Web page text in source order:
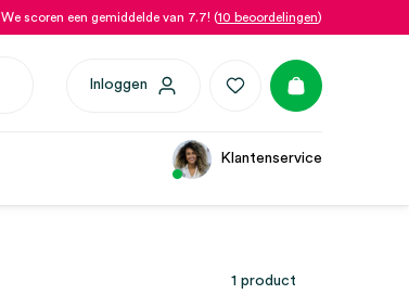
We scoren een gemiddelde van 7.7! (10 beoordelingen)
Inloggen
Klantenservice
1 product